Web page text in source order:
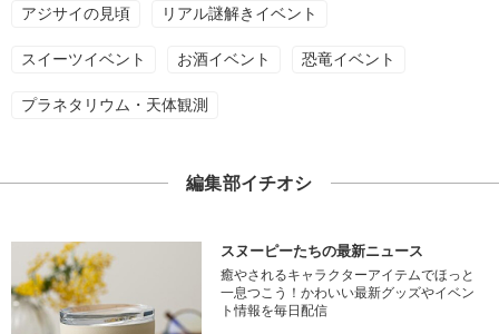
アジサイの見頃 リアル謎解きイベント
スイーツイベント お酒イベント 恐竜イベント
プラネタリウム・天体観測
編集部イチオシ
スヌーピーたちの最新ニュース
癒やされるキャラクターアイテムでほっと
一息つこう！かわいい最新グッズやイベン
ト情報を毎日配信